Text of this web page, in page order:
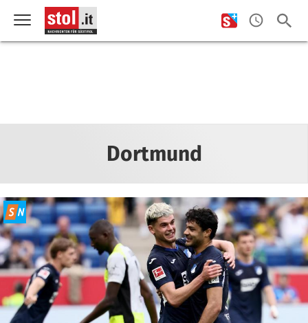
Dortmund